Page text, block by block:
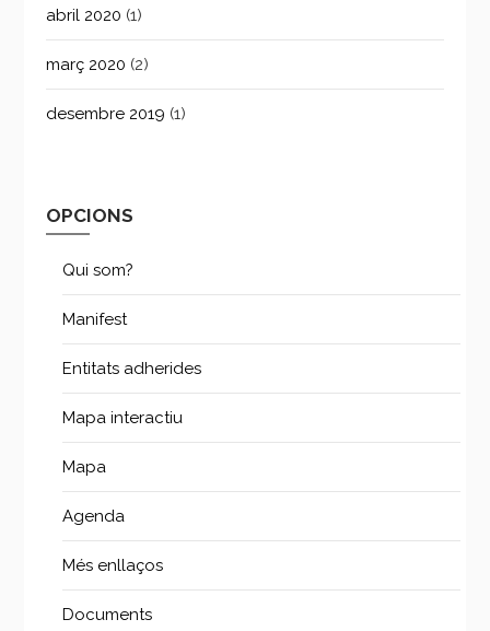
abril 2020 (1)
març 2020 (2)
desembre 2019 (1)
OPCIONS
Qui som?
Manifest
Entitats adherides
Mapa interactiu
Mapa
Agenda
Més enllaços
Documents